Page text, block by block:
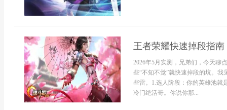
王者荣耀快速掉段指
2026年5月实测，兄弟们，今天聊
些“不知不觉”就快速掉段的坑。
些雷。1.选人阶段：你的英雄池就
冷门绝活哥。你说你那...